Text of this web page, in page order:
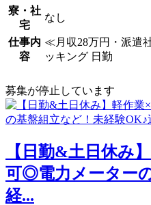
寮・社
宅
なし
仕事内
容
≪月収28万円・派遣
ッキング 日勤
募集が停止しています
【日勤&土日休み
可◎電力メーター
経...